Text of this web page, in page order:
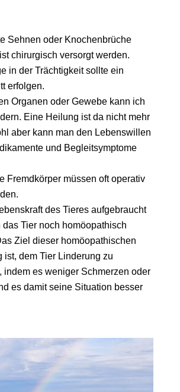
Sehnen oder Knochenbrüche
chirurgisch versorgt werden.
in der Trächtigkeit sollte ein
erfolgen.
Organen oder Gewebe kann ich
Eine Heilung ist da nicht mehr
aber kann man den Lebenswillen
und Begleitsymptome
Fremdkörper müssen oft operativ
des Tieres aufgebraucht
das Tier noch homöopathisch
Ziel dieser homöopathischen
ist, dem Tier Linderung zu
indem es weniger Schmerzen oder
es damit seine Situation besser